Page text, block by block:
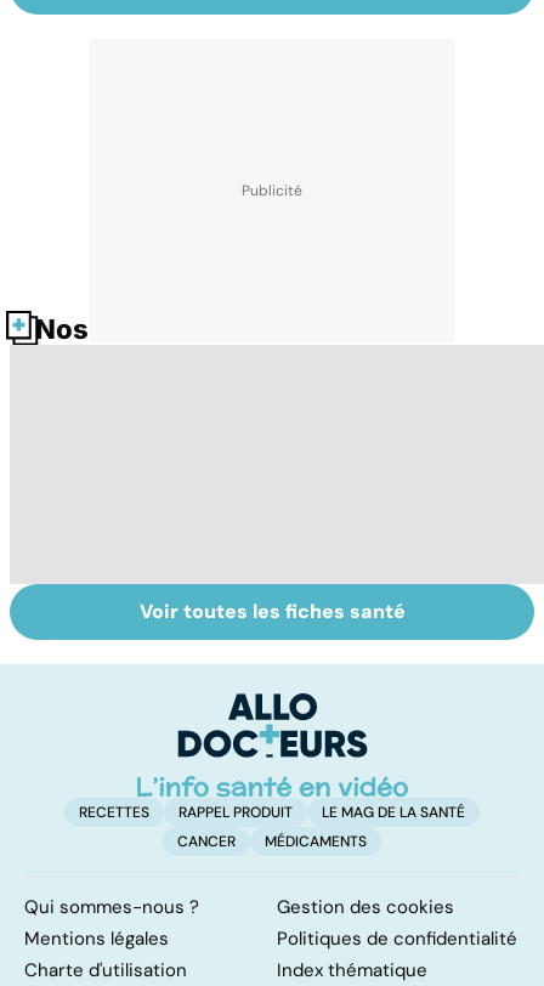
Nos fiches santé
Pollution de l'air :
sommes-nous
Pollution : quand
le danger vient
Voir toutes les fiches santé
RECETTES RAPPEL PRODUIT
LE MAG DE LA SANTÉ
CANCER
MÉDICAMENTS
Qui sommes-nous ?
Gestion des cookies
Mentions légales
Politiques de confidentialité
Charte d'utilisation
Index thématique